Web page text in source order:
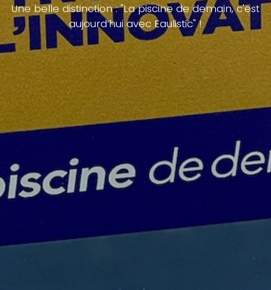
Une belle distinction : "La piscine de demain, c'est
aujourd’hui avec Eaulistic" !